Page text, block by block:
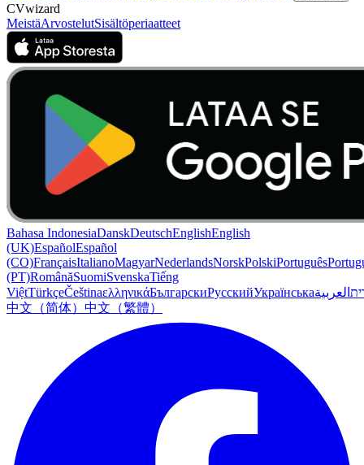
CVwizard
MeistäArvostelutSisältöperiaatteet
Bahasa IndonesiaDanskDeutschEnglishEnglish
(UK)EspañolEspañol
(CO)FrançaisItalianoMagyarNederlandsNorskPolskiPortuguês
(PT)RomânăSuomiSvenskaTiếng
ViệtTürkçeČeštinaελληνικάБългарскиРусскийУкраїнськаالعربية
中文（简体） 中文（繁體）